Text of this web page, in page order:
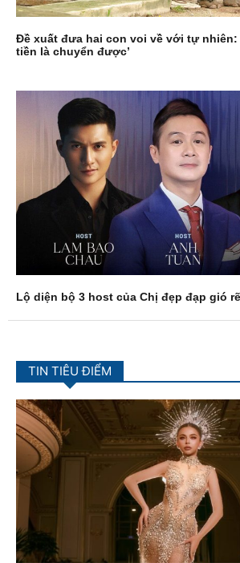
Đề xuất đưa hai con voi về với tự nhiên:
tiền là chuyển được’
Lộ diện bộ 3 host của Chị đẹp đạp gió
TIN TIÊU ĐIỂM